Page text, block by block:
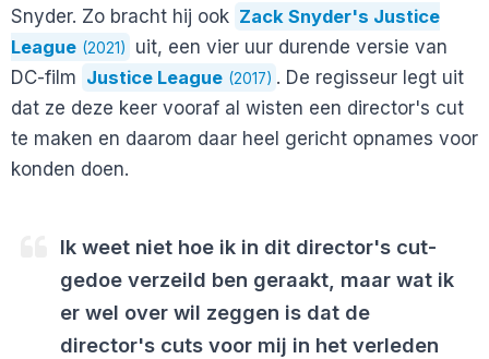
Snyder. Zo bracht hij ook Zack Snyder's Justice
League (2021)
uit, een vier uur durende versie van
DC-film Justice League (2017) . De regisseur legt uit
dat ze deze keer vooraf al wisten een director's cut
te maken en daarom daar heel gericht opnames voor
konden doen.
Ik weet niet hoe ik in dit director's cut-
gedoe verzeild ben geraakt, maar wat ik
er wel over wil zeggen is dat de
director's cuts voor mij in het verleden